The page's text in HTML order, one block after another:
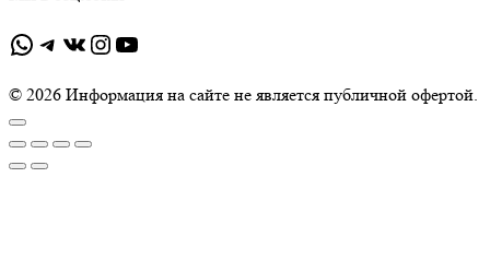
WhatsApp
Telegram
ВКонтакте
Instagram
YouTube
© 2026 Информация на сайте не является публичной офертой.